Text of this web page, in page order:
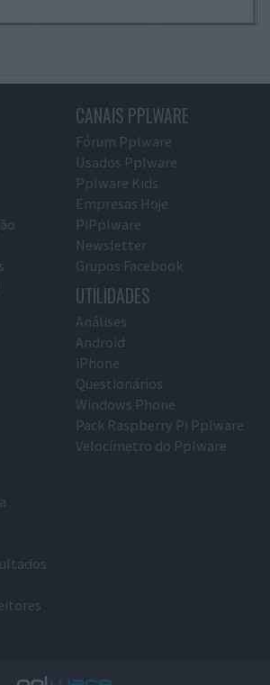
CANAIS PPLWARE
Fórum Pplware
Usados Pplware
Pplware Kids
Empresas Hoje
PiPplware
Newsletter
Grupos Facebook
UTILIDADES
Análises
Android
iPhone
Questionários
Windows Phone
Pack Raspberry Pi Pplware
Velocímetro do Pplware